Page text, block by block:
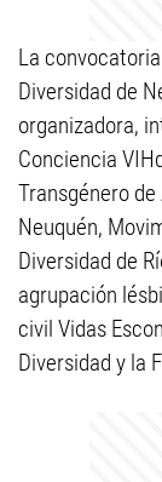
La
Diversidad de
organizadora,
Conciencia
Transgénero
Neuquén,
Diversidad de
agrupación
civil Vidas
Diversidad y la